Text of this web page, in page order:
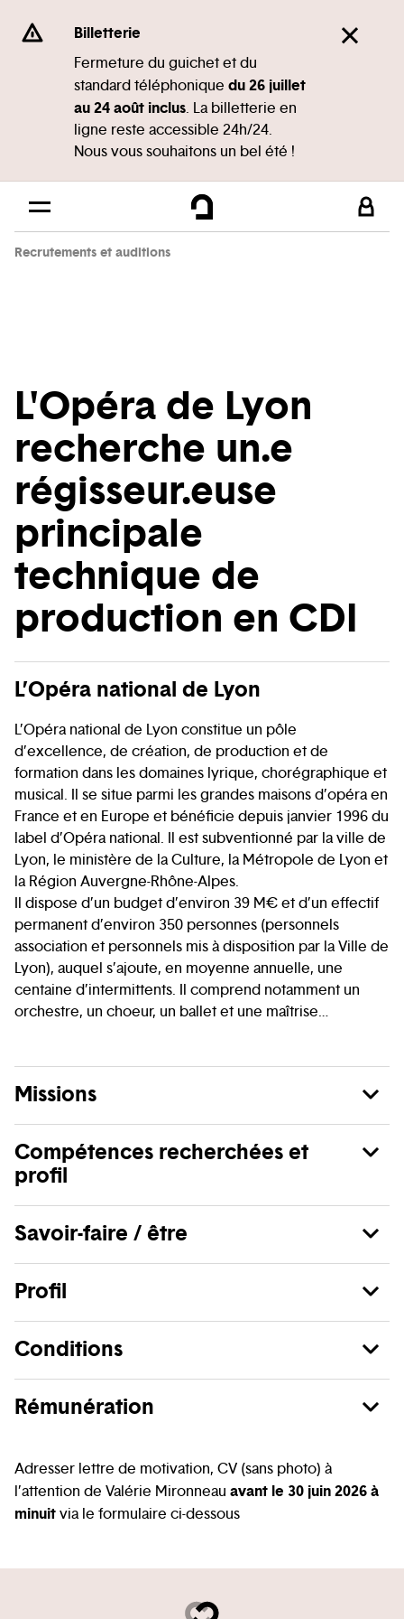
Se rendre au
Contenu principal
Pied de page
Billetterie
Fermeture du guichet et du
standard téléphonique du 26 juillet
au 24 août inclus. La billetterie en
ligne reste accessible 24h/24.
Nous vous souhaitons un bel été !
Recrutements et auditions
L'Opéra de Lyon
recherche un.e
régisseur.euse
principale
technique de
production en CDI
L’Opéra national de Lyon
L’Opéra national de Lyon constitue un pôle
d’excellence, de création, de production et de
formation dans les domaines lyrique, chorégraphique et
musical. Il se situe parmi les grandes maisons d’opéra en
France et en Europe et bénéficie depuis janvier 1996 du
label d’Opéra national. Il est subventionné par la ville de
Lyon, le ministère de la Culture, la Métropole de Lyon et
la Région Auvergne-Rhône-Alpes.
Il dispose d’un budget d’environ 39 M€ et d’un effectif
permanent d’environ 350 personnes (personnels
association et personnels mis à disposition par la Ville de
Lyon), auquel s’ajoute, en moyenne annuelle, une
centaine d’intermittents. Il comprend notamment un
orchestre, un choeur, un ballet et une maîtrise…
Missions
Compétences recherchées et
profil
Savoir-faire / être
Profil
Conditions
Rémunération
Adresser lettre de motivation, CV (sans photo) à
l’attention de Valérie Mironneau avant le 30 juin 2026 à
minuitvia le formulaire ci-dessous